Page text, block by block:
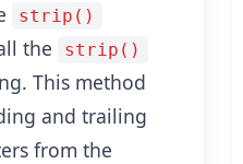
strip()
the strip()
This method
and trailing
from the